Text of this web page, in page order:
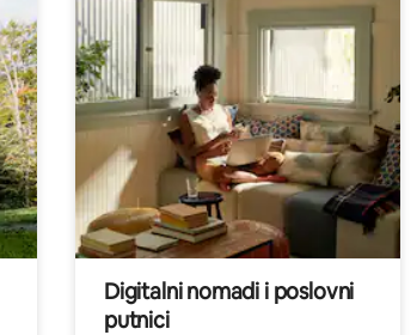
Digitalni nomadi i poslovni
putnici